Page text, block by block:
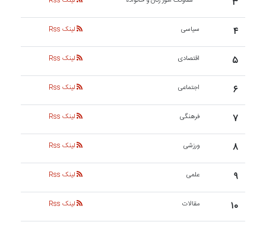
۴ سیاسی لینک Rss
۵ اقتصادی لینک Rss
۶ اجتماعی لینک Rss
۷ فرهنگی لینک Rss
۸ ورزشی لینک Rss
۹ علمی لینک Rss
۱۰ مقالات لینک Rss